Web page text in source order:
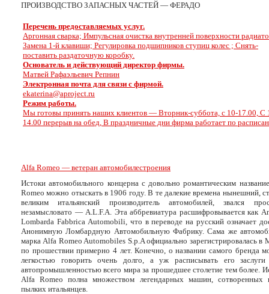
ПРОИЗВОДСТВО ЗАПАСНЫХ ЧАСТЕЙ — ФЕРАДО
Перечень предоставляемых услуг.
Аргонная сварка; Импульсная очистка внутренней поверхности
Замена 1-й клавиши; Регулировка подшипников ступиц колес ; Снять-
поставить раздаточную коробку.
Основатель и действующий директор фирмы.
Матвей Рафаэльевич Репнин
Электронная почта для связи с фирмой.
ekaterina@aproject.ru
Режим работы.
Мы готовы принять наших клиентов — Вторник-суббота, с 10-17.00, С
14.00 перерыв на обед, В праздничные дни фирма работает по
Alfa Romeo — ветеран автомобилестроения
Истоки автомобильного концерна с довольно романтическим
Romeo можно отыскать в 1906 году. В те далекие времена нынешний,
великим итальянский производитель автомобилей, звался
незамысловато — A.L.F.A. Эта аббревиатура расшифровывается как
Lombarda Fabbrica Automobili, что в переводе на русский означает
Анонимную Ломбардную Автомобильную Фабрику. Сама же
марка Alfa Romeo Automobiles S.p.A официально зарегистрировалась в
по прошествии примерно 4 лет. Конечно, о названии самого бренда
легкостью говорить очень долго, а уж расписывать его заслуги
автопромышленностью всего мира за прошедшее столетие тем более.
Alfa Romeo полна множеством легендарных машин, сотворенных
пылких итальянцев.